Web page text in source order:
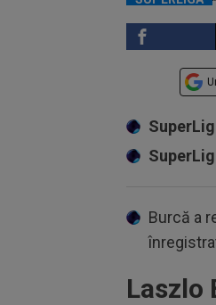
Burcă a
Laszlo